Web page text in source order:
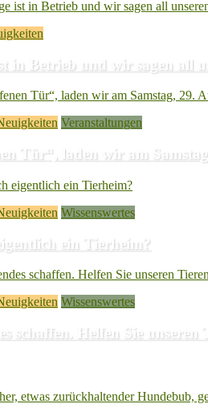
in Betrieb und wir sagen
Veranstaltungen
Tür“, laden wir am
Wissenswertes
ein Tierheim?
Wissenswertes
schaffen. Helfen Sie